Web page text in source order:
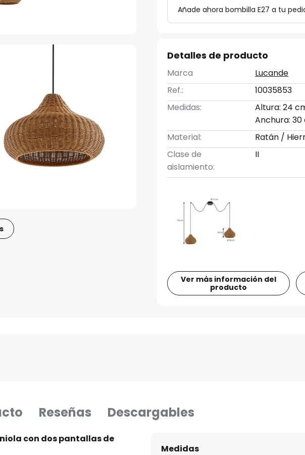
Añade ahora bombilla E27 a tu
Detalles de producto
Marca
Lucande
Ref.:
10035853
Medidas:
Altura: 24
Anchura:
Material:
Ratán /
Clase de
aislamiento:
II
Ver más información del
producto
Reseñas Descargables
con dos pantallas de
Medidas